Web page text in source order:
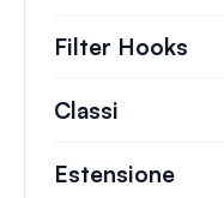
Filter Hooks
Classi
Estensione